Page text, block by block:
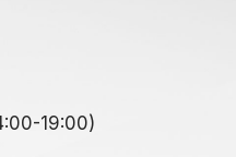
19:00)